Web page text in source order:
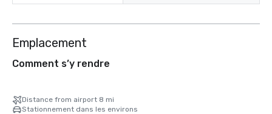
Emplacement
Comment s’y rendre
Distance from airport 8 mi
Stationnement dans les environs